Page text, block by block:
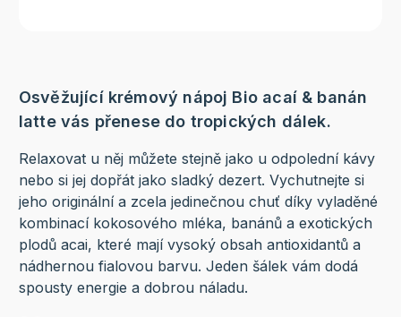
Osvěžující krémový nápoj Bio acaí & banán
latte vás přenese do tropických dálek.
Relaxovat u něj můžete stejně jako u odpolední kávy
nebo si jej dopřát jako sladký dezert. Vychutnejte si
jeho originální a zcela jedinečnou chuť díky vyladěné
kombinací kokosového mléka, banánů a exotických
plodů acai, které mají vysoký obsah antioxidantů a
nádhernou fialovou barvu. Jeden šálek vám dodá
spousty energie a dobrou náladu.